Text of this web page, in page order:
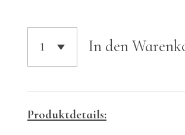
In den
Produktdetails: